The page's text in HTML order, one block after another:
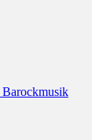
Barockmusik